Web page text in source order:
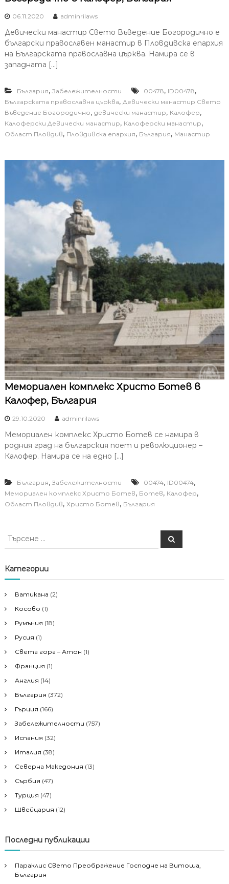
06.11.2020 adminrilaws
Девически манастир Свето Въведение Богородично е
български православен манастир в Пловдивска епархия
на Българската православна църква. Намира се в
западната […]
България, Забележителности 00478, ID00478,
Българската православна църква, Девически манастир Свето
Въведение Богородично, девически манастир, Калофер,
Калоферски Девически манастир, Калоферски манастир,
Област Пловдив, Пловдивска епархия, България, Манастир
Mемориален комплекс Христо Ботев в
Калофер, България
29.10.2020 adminrilaws
Мемориален комплекс Христо Ботев се намира в
родния град на българския поет и революционер –
Калофер. Намира се на едно […]
България, Забележителности 00474, ID00474,
Mемориален комплекс Христо Ботев, Ботев, Калофер,
Област Пловдив, Христо Ботев, България
Т
с
е
е
з
а
Т
ъ
е
Категории
Ватикана (2)
Косово (1)
Румъния (18)
Русия (1)
Света гора – Атон (1)
Франция (1)
Англия (14)
България (372)
Гърция (166)
Забележителности (757)
Испания (32)
Италия (38)
Северна Македония (13)
Сърбия (47)
Турция (47)
Швейцария (12)
Последни публикации
Параклис Свето Преображение Господне на Витоша,
България